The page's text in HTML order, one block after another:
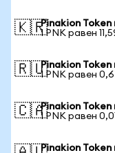
🇰🇷Pinakion
1 PNK равен
🇷🇺Pinakion
1 PNK равен
🇨🇦Pinakion
1 PNK равен
Pinakion